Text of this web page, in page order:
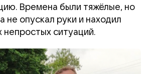
Времена были тяжёлые, но
не опускал руки и находил
непростых ситуаций.